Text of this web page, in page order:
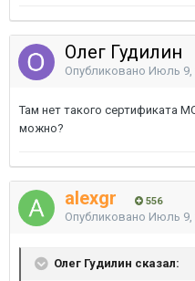
Олег Гудилин
Опубликовано Июль 9,
Там нет такого сертификата
можно?
alexgr 556
Опубликовано Июль 9,
Олег Гудилин сказал: